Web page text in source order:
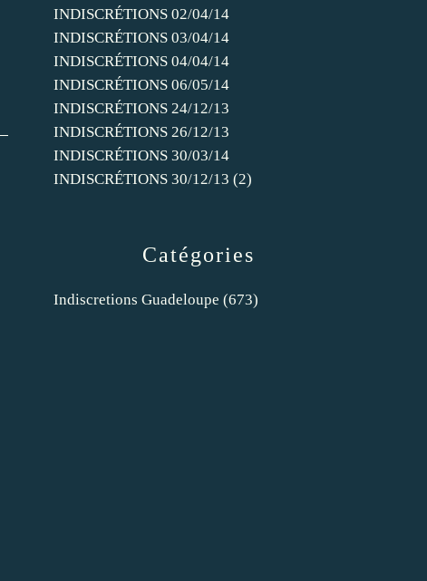
Catégories
Indiscretions Guadeloupe (673)
INDISCRÉTIONS 02/04/14
INDISCRÉTIONS 03/04/14
INDISCRÉTIONS 04/04/14
INDISCRÉTIONS 06/05/14
INDISCRÉTIONS 24/12/13
INDISCRÉTIONS 26/12/13
INDISCRÉTIONS 30/03/14
INDISCRÉTIONS 30/12/13 (2)